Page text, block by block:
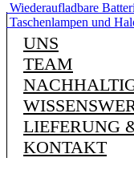
Wiederaufladbare
Taschenlampen und
UNS
TEAM
LIEFERUNG
KONTAKT